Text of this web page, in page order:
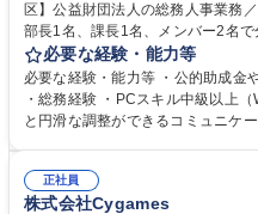
区】公益財団法人の総務人事業務／年間休日125日
部長1名、課長1名、メンバー2名
当者として業務を覚えていただき
ジションとして活躍いただくことを期待してい
プの業務内容】 ・人事制度関連
怠管理 ・官公庁への各種提出 ・法
管理 ・福利厚生関連 ・職員からの
業務全般 募集職種 【東京／文京区】公益財団法人の総務人事業務／年間
必要な経験・能力等
必要な経験・能力等 ・公的助成金
・総務経験 ・PCスキル中級以上
と円滑な調整ができるコミュニケーショ
正社員
株式会社Cygames